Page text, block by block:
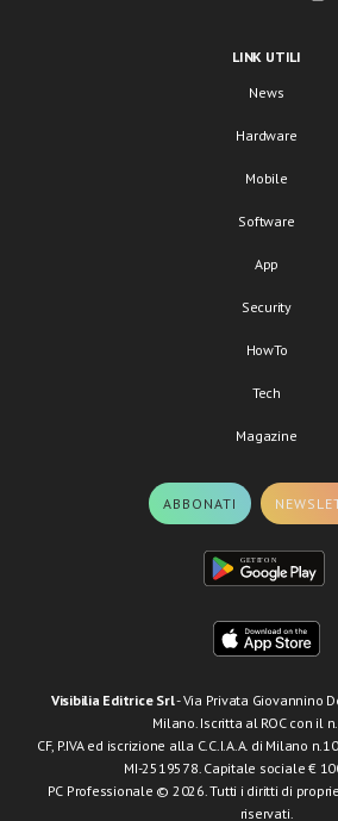
LINK UTILI
News
Hardware
Mobile
Software
App
Security
HowTo
Tech
Magazine
ABBONATI
Visibilia Editrice Srl- Via Privata Giovannino
Milano. Iscritta al ROC con il
CF, P.IVA ed iscrizione alla C.C.I.A.A. di Milano
MI-2519578. Capitale sociale €
PC Professionale © 2026. Tutti i diritti di
riservati.